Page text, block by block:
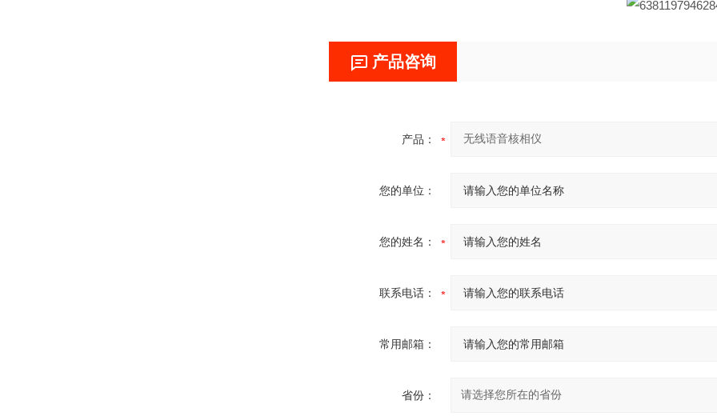
产品咨询
产品：
您的单位：
您的姓名：
联系电话：
常用邮箱：
省份：